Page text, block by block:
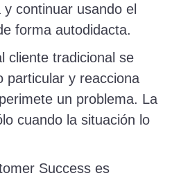
continuar usando el
forma autodidacta.
cliente tradicional se
particular y reacciona
un problema. La
cuando la situación lo
Success es